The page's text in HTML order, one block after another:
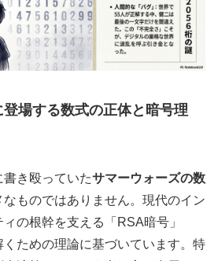
場する数式の正体と暗号理
き殴っていたサマーウォーズの数
ものではありません。現代のイン
の根幹を支える「RSA暗号」
ための理論に基づいています。特